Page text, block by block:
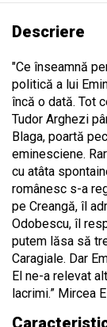
Descriere
"Ce înseamnă
politică a lui
încă o dată. Tot
Tudor Arghezi
Blaga, poartă
eminesciene.
cu atâta
românesc s-a
pe Creangă, îl
Odobescu, îl
putem lăsa să
Caragiale. Dar
El ne-a relevat
lacrimi.” Mircea